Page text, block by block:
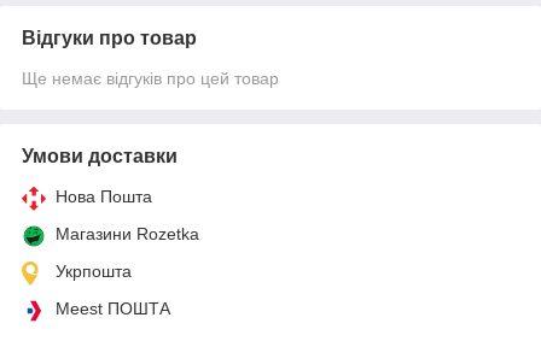
Відгуки про товар
Ще немає відгуків про цей товар
Умови доставки
Нова Пошта
Магазини Rozetka
Укрпошта
Meest ПОШТА